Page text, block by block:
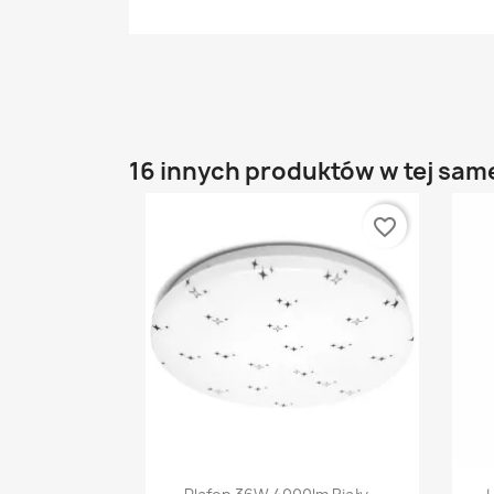
16 innych produktów w tej
Szybki podgląd
favorite_border